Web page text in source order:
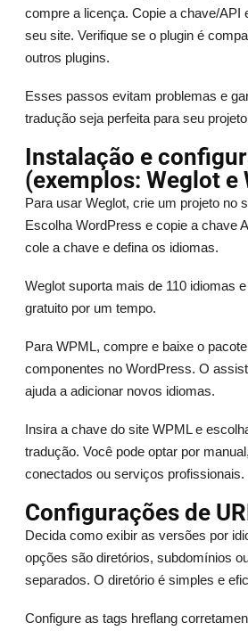
compre a licença. Copie a chave/API
seu site. Verifique se o plugin é
outros plugins.
Esses passos evitam problemas e
tradução seja perfeita para seu
Instalação e
(exemplos: Weglot e
Para usar Weglot, crie um projeto no
Escolha WordPress e copie a chave
cole a chave e defina os idiomas.
Weglot suporta mais de 110 idiomas
gratuito por um tempo.
Para WPML, compre e baixe o
componentes no WordPress. O
ajuda a adicionar novos idiomas.
Insira a chave do site WPML e
tradução. Você pode optar por
conectados ou serviços profissionais.
Configurações de
Decida como exibir as versões por
opções são diretórios, subdomínios
separados. O diretório é simples e
Configure as tags hreflang